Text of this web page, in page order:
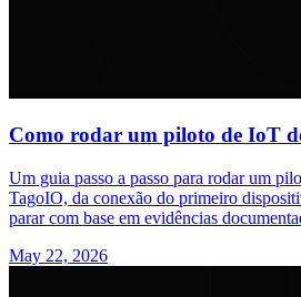
Como rodar um piloto de IoT
Um guia passo a passo para rodar um
TagoIO, da conexão do primeiro
parar com base em evidências
May 22, 2026